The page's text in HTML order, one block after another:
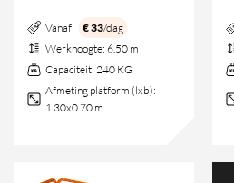
Vanaf € 33/dag
Werkhoogte: 6.50 m
Capaciteit: 240 KG
Afmeting platform (lxb):
1.30x0.70 m